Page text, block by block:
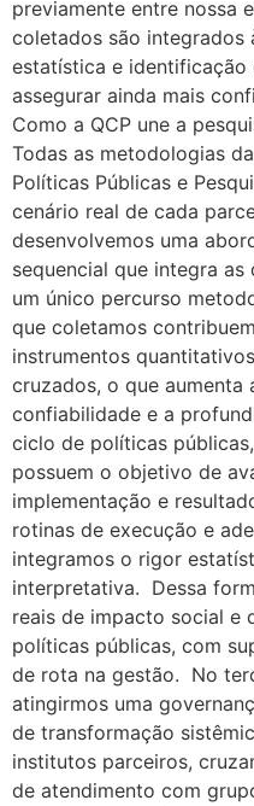
previamente entre nossa
coletados são integrados
estatística e identificação
assegurar ainda mais
Como a QCP une a
Todas as metodologias
Políticas Públicas e
cenário real de cada
desenvolvemos uma
sequencial que integra
um único percurso
que coletamos
instrumentos
cruzados, o que aumenta
confiabilidade e a
ciclo de políticas
possuem o objetivo de
implementação e
rotinas de execução e
integramos o rigor
interpretativa. Dessa
reais de impacto social e
políticas públicas, com
de rota na gestão. No
atingirmos uma
de transformação
institutos parceiros,
de atendimento com